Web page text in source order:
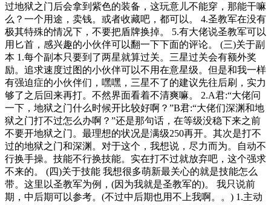
过地狱之门后会拿到紫色的装备，这玩意儿不能穿，那能干嘛
么？一个用途，卖钱。或者收藏吧，都可以。 4.圣教军在没有
极其特殊的情况下，不要把盾牌换掉。 5.有大佬说圣教军可以
用匕首，感兴趣的小伙伴可以翻一下下面的评论。 (三)关于副
本 1.每个副本只要到了两星就算过关。三星过关会有额外奖
励。追求速度过图的小伙伴可以不用在意星级。但是和我一样
有强迫症的小伙伴们，嘿嘿，三星不了的建议先往后刷，实力
够了之后回来再打。不然界面看着不清爽嘛。 2.A君:“大佬问
一下，地狱之门什么时候开比较好啊？”B君:“大佬们深渊和地
狱之门打不过怎么办啊？”还是那句话，在等级没稳下来之前
不要开地狱之门。最理想的状况是满级250再开。其次是打不
过的地狱之门和深渊。对于这个，我想说，尽力而为。自动不
行换手操。技能不行换技能。实在打不过就放弃吧，这个强求
不来的。 (四)关于技能 我想很多萌新最关心的就是技能怎么
带。这里以圣教军为例，(因为我就是圣教军的)。 我只说前
期，中后期可以参考。(不过中后期也用不上我啊。。) 1.主动